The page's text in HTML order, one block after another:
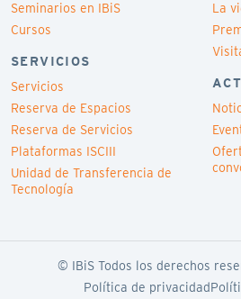
Seminarios en IBiS
Cursos
SERVICIOS
Servicios
Reserva de Espacios
Reserva de Servicios
Plataformas ISCIII
Unidad de Transferencia de
Tecnología
La
© IBiS Todos los derechos
Política de privacidad